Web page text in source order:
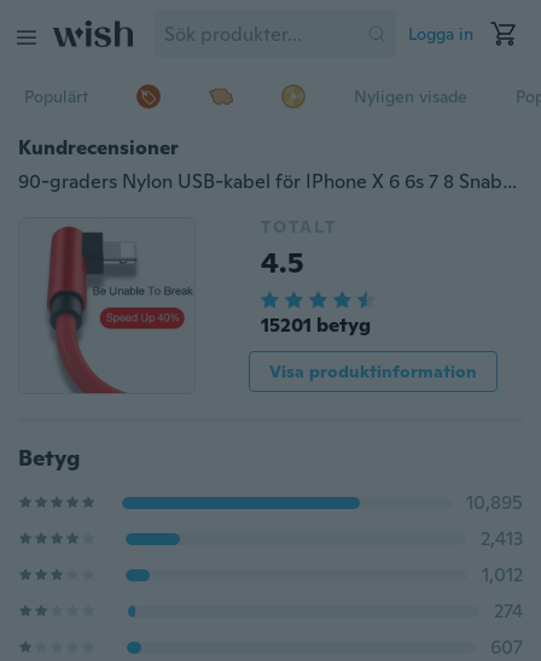
Logga in
Populärt Nyligen visade
Kundrecensioner
90-graders Nylon USB-kabel för IPhone X 6 6s 7 8 Snabbladdningskabel för IPad USB-laddarkabel L Typ datakabel för IPhone 5 SE
TOTALT
4.5
15201 betyg
Visa produktinformation
Betyg
10,895
2,413
1,012
274
607